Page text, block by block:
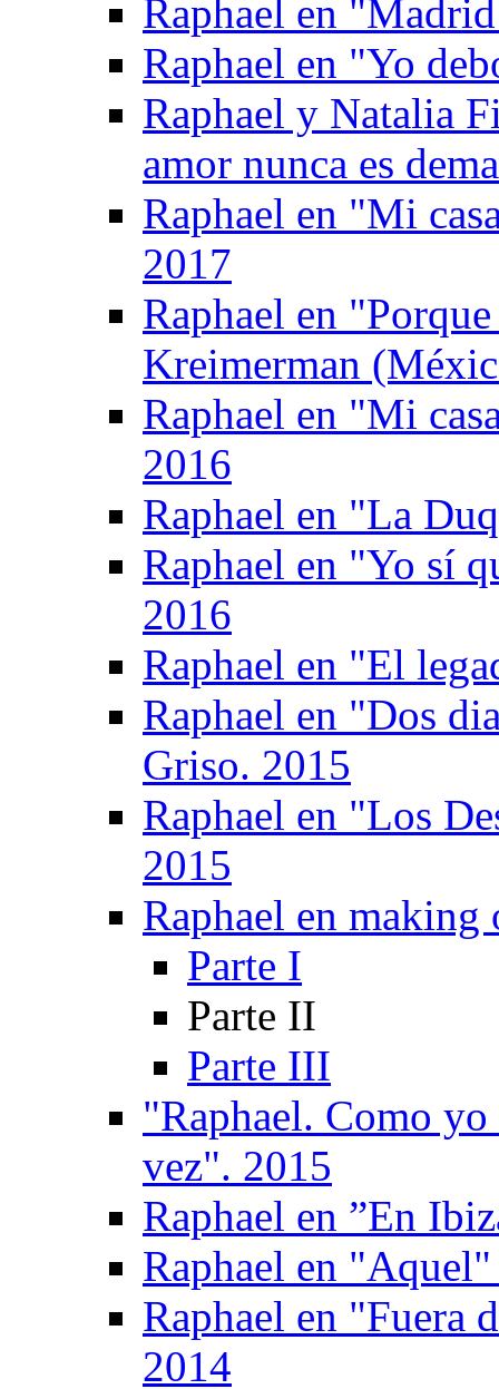
Raphael en
Raphael en "Yo
Raphael y Natalia
amor nunca es
Raphael en "Mi
2017
Raphael en
Kreimerman
Raphael en "Mi
2016
Raphael en "La
Raphael en "Yo sí
2016
Raphael en "El
Raphael en "Dos
Griso. 2015
Raphael en "Los
2015
Raphael en
Parte I
Parte II
Parte III
"Raphael. Como
vez". 2015
Raphael en ”En
Raphael en
Raphael en "Fuera
2014